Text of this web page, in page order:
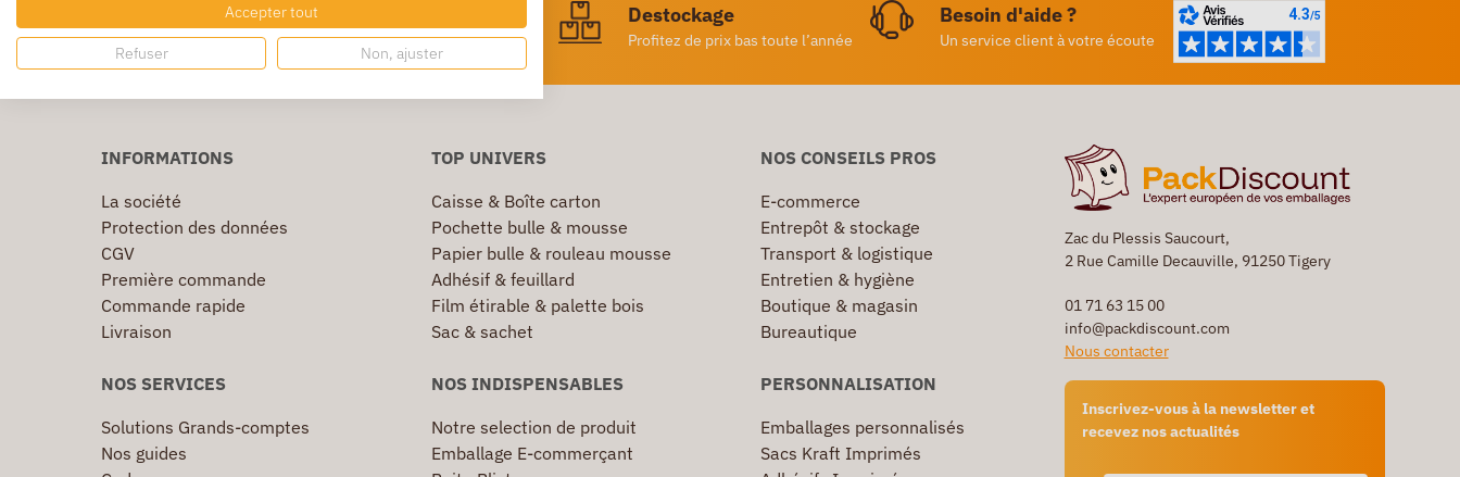
Livraison rapide
24/72h partout en europe Dès 250€ HT d’achat
Destockage
Profitez de prix bas toute l’année
Besoin d'aide ?
Un service client à votre écoute
Zac du Plessis Saucourt,
2 Rue Camille Decauville, 91250 Tigery
01 71 63 15 00
info@packdiscount.com
Nous contacter
Inscrivez-vous à la newsletter et
recevez nos actualités
INFORMATIONS
La société
Protection des données
CGV
Première commande
Commande rapide
Livraison
TOP UNIVERS
Caisse & Boîte carton
Pochette bulle & mousse
Papier bulle & rouleau mousse
Adhésif & feuillard
Film étirable & palette bois
Sac & sachet
NOS CONSEILS PROS
E-commerce
Entrepôt & stockage
Transport & logistique
Entretien & hygiène
Boutique & magasin
Bureautique
NOS SERVICES
Solutions Grands-comptes
Nos guides
NOS INDISPENSABLES
Notre selection de produit
Emballage E-commerçant
PERSONNALISATION
Emballages personnalisés
Sacs Kraft Imprimés
Accepter tout
Refuser Non, ajuster